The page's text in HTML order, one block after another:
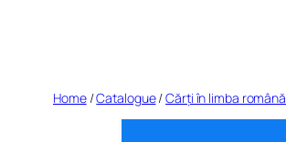
Home/Catalogue/Cărți în limba română